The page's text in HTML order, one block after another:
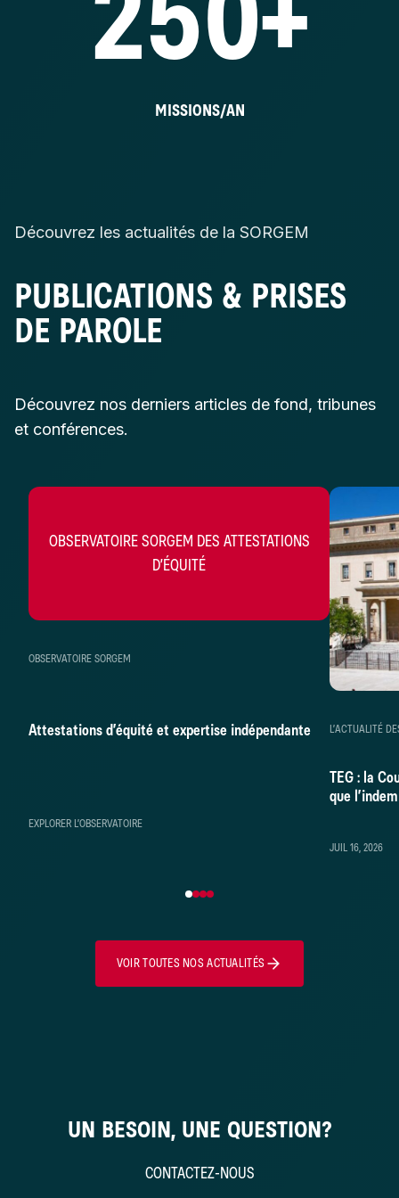
MISSIONS/AN
Découvrez les actualités de la SORGEM
PUBLICATIONS & PRISES
DE PAROLE
Découvrez nos derniers articles de fond, tribunes
et conférences.
OBSERVATOIRE SORGEM DES ATTESTATIONS
D’ÉQUITÉ
OBSERVATOIRE SORGEM
Attestations d’équité et expertise indépendante
EXPLORER L’OBSERVATOIRE
L’ACTUALITÉ
TEG : la
que
JUIL 16, 2026
VOIR TOUTES NOS ACTUALITÉS
UN BESOIN, UNE QUESTION?
CONTACTEZ-NOUS